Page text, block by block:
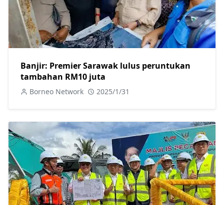
Banjir: Premier Sarawak lulus peruntukan
tambahan RM10 juta
Borneo Network 2025/1/31